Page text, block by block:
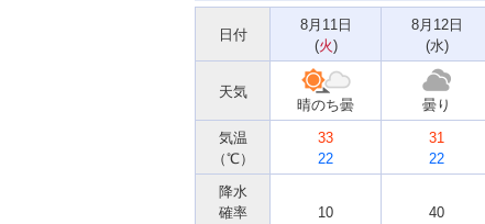
日付
8月11日
(火)
8月12日
(水)
天気
晴のち曇
曇り
気温
（℃）
33
22
31
22
降水
確率
10 40